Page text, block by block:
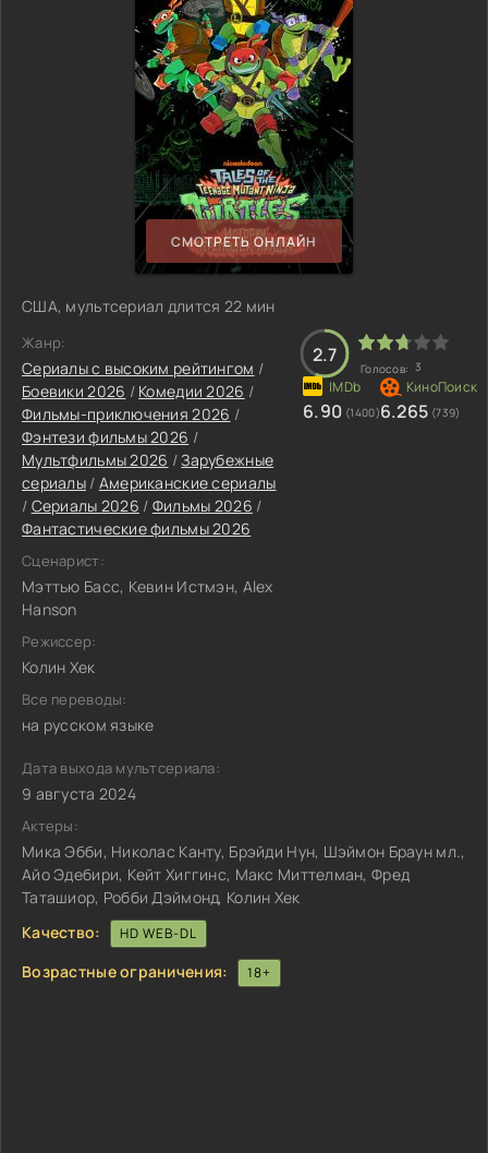
СМОТРЕТЬ ОНЛАЙН
США, мультсериал длится 22 мин
Жанр:
Сериалы с высоким рейтингом /
Боевики 2026 / Комедии 2026 /
Фильмы-приключения 2026 /
Фэнтези фильмы 2026 /
Мультфильмы 2026 /Зарубежные
сериалы/ Американские сериалы
/ Сериалы 2026 / Фильмы 2026 /
Фантастические фильмы 2026
Сценарист:
Мэттью Басс, Кевин Истмэн, Alex
Hanson
Режиссер:
Колин Хек
Все переводы:
на русском языке
2.7
Голосов: 3
6.90 (1400)6.265 (739)
Дата выхода мультсериала:
9 августа 2024
Актеры:
Мика Эбби, Николас Канту, Брэйди Нун, Шэймон Браун мл.,
Айо Эдебири, Кейт Хиггинс, Макс Миттелман, Фред
Таташиор, Робби Дэймонд, Колин Хек
Качество:
HD WEB-DL
Возрастные ограничения: 18+